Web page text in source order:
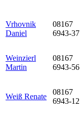
Vrhovnik
Daniel
08167
6943-37
Weinzierl
Martin
08167
6943-56
Weiß Renate
08167
6943-12